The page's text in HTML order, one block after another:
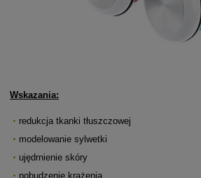
Wskazania:
redukcja tkanki tłuszczowej
modelowanie sylwetki
ujędrnienie skóry
pobudzenie krążenia